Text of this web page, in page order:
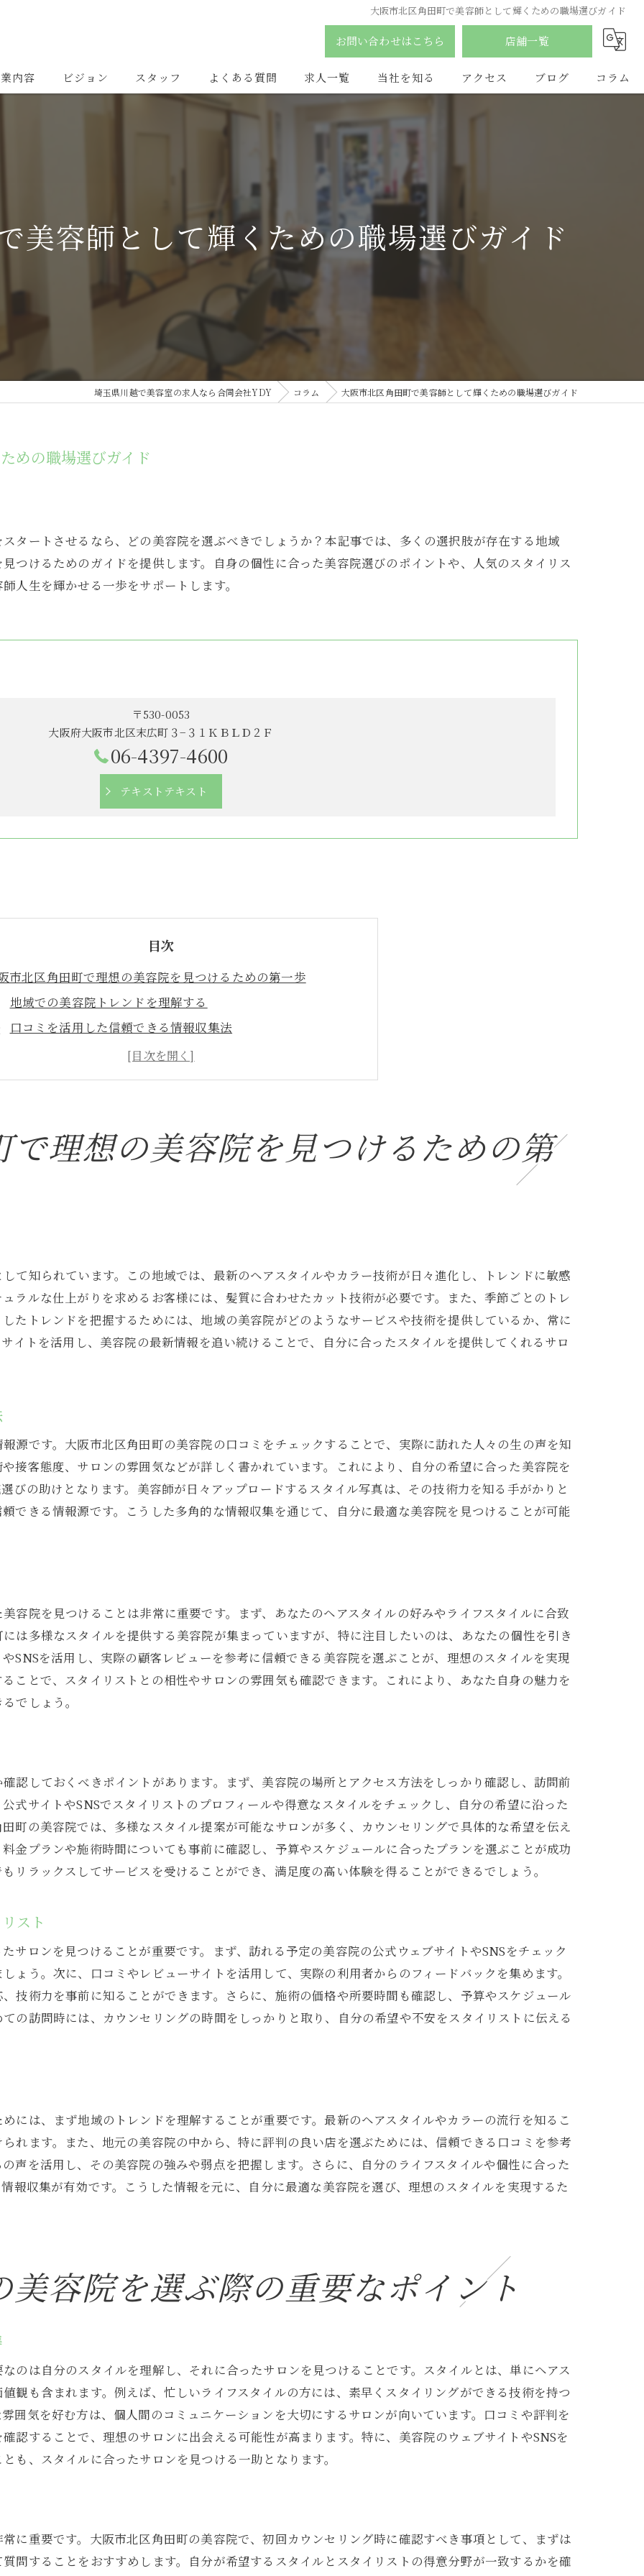
大阪市北区角田町で美容師として輝くための職場選びガイド
お問い合わせはこちら 店舗一覧
内容 ビジョン スタッフ よくある質問 求人一覧 当社を知る
南森町の美容室
ふじみ野市の美容室
アルバイト
パート
スタイリスト
アクセス
vist
ブログ コラム
美容師として輝くための職場選びガイド
埼玉県川越で美容室の求人なら合同会社YDY コラム 大阪市北区角田町で美容師として輝くための職場選びガイド
めの職場選びガイド
タートさせるなら、どの美容院を選ぶべきでしょうか？本記事では、多くの選択肢が存在する地域
つけるためのガイドを提供します。自身の個性に合った美容院選びのポイントや、人気のスタイリス
人生を輝かせる一歩をサポートします。
〒530-0053
大阪府大阪市北区末広町３−３１ＫＢＬＤ２Ｆ
06-4397-4600
テキストテキスト
目次
市北区角田町で理想の美容院を見つけるための第一歩
地域での美容院トレンドを理解する
口コミを活用した信頼できる情報収集法
スタイルに合った美容院の選び方
初めての訪問で確認すべきポイント
にぴったりの美容院を選ぶ際の重要なポイント
スタイリストの経歴と得意分野を知る
自分のライフスタイルに合う営業時間を探す
市の美容院事情を知り尽くす魅力的なサロン巡り
北区角田町で訪れるべき人気サロン
隠れ家的サロンで特別な体験を
美容院巡りで出会うスタイリストとの交流
を引き出す美容院選びでスタイリストとの出会いを楽しむ
一貫してスタイルを維持するための定期訪問の重要性
スタイリストとのコミュニケーションを深める方法
美容院での新しい出会いと人脈作り
院での成功はスタイリストとのコミュニケーションから始まる
希望のスタイルを明確に伝えるためのコツ
コミュニケーションが生む美容院での信頼関係
トラブルを未然に防ぐためのコミュニケーション術
長期にわたるスタイリストとの信頼関係の築き方
市北区の美容院でスキルを活かす働き方とは
自分のスキルを最大限に活かせる職場環境
キャリアアップを目指すための具体的な行動
多様な顧客層に対応するためのスキルセット
美容師としての成長を促進する職場選び
北区角田町での美容師としてのキャリアビジョン
求人情報から読み取る職場環境の良し悪し
ネットワークを活かした求人情報の収集法
美容院の求人情報を比較する際のポイント
働きやすさとスキルアップを両立させる職場環境
未来の自分を描く美容院選びの視点
理想の美容院を見つけるための第
て知られています。この地域では、最新のヘアスタイルやカラー技術が日々進化し、トレンドに敏感
ラルな仕上がりを求めるお客様には、髪質に合わせたカット技術が必要です。また、季節ごとのトレ
たトレンドを把握するためには、地域の美容院がどのようなサービスや技術を提供しているか、常に
イトを活用し、美容院の最新情報を追い続けることで、自分に合ったスタイルを提供してくれるサロ
源です。大阪市北区角田町の美容院の口コミをチェックすることで、実際に訪れた人々の生の声を知
接客態度、サロンの雰囲気などが詳しく書かれています。これにより、自分の希望に合った美容院を
びの助けとなります。美容師が日々アップロードするスタイル写真は、その技術力を知る手がかりと
できる情報源です。こうした多角的な情報収集を通じて、自分に最適な美容院を見つけることが可能
容院を見つけることは非常に重要です。まず、あなたのヘアスタイルの好みやライフスタイルに合致
は多様なスタイルを提供する美容院が集まっていますが、特に注目したいのは、あなたの個性を引き
SNSを活用し、実際の顧客レビューを参考に信頼できる美容院を選ぶことが、理想のスタイルを実現
ことで、スタイリストとの相性やサロンの雰囲気も確認できます。これにより、あなた自身の魅力を
でしょう。
認しておくべきポイントがあります。まず、美容院の場所とアクセス方法をしっかり確認し、訪問前
式サイトやSNSでスタイリストのプロフィールや得意なスタイルをチェックし、自分の希望に沿った
町の美容院では、多様なスタイル提案が可能なサロンが多く、カウンセリングで具体的な希望を伝え
金プランや施術時間についても事前に確認し、予算やスケジュールに合ったプランを選ぶことが成功
リラックスしてサービスを受けることができ、満足度の高い体験を得ることができるでしょう。
スト
サロンを見つけることが重要です。まず、訪れる予定の美容院の公式ウェブサイトやSNSをチェック
ょう。次に、口コミやレビューサイトを活用して、実際の利用者からのフィードバックを集めます。
技術力を事前に知ることができます。さらに、施術の価格や所要時間も確認し、予算やスケジュール
の訪問時には、カウンセリングの時間をしっかりと取り、自分の希望や不安をスタイリストに伝える
には、まず地域のトレンドを理解することが重要です。最新のヘアスタイルやカラーの流行を知るこ
れます。また、地元の美容院の中から、特に評判の良い店を選ぶためには、信頼できる口コミを参考
声を活用し、その美容院の強みや弱点を把握します。さらに、自分のライフスタイルや個性に合った
報収集が有効です。こうした情報を元に、自分に最適な美容院を選び、理想のスタイルを実現するた
容院を選ぶ際の重要なポイント
のは自分のスタイルを理解し、それに合ったサロンを見つけることです。スタイルとは、単にヘアス
観も含まれます。例えば、忙しいライフスタイルの方には、素早くスタイリングができる技術を持つ
囲気を好む方は、個人間のコミュニケーションを大切にするサロンが向いています。口コミや評判を
認することで、理想のサロンに出会える可能性が高まります。特に、美容院のウェブサイトやSNSを
も、スタイルに合ったサロンを見つける一助となります。
に重要です。大阪市北区角田町の美容院で、初回カウンセリング時に確認すべき事項として、まずは
問することをおすすめします。自分が希望するスタイルとスタイリストの得意分野が一致するかを確